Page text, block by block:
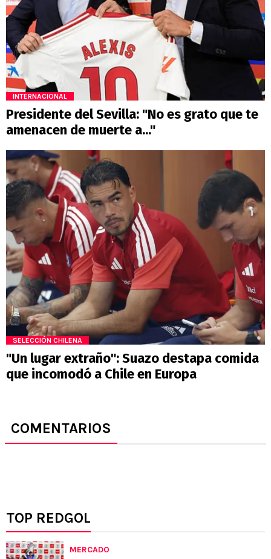
INTERNACIONAL
Presidente del Sevilla: "No es grato que te
amenacen de muerte a..."
SELECCIÓN CHILENA
"Un lugar extraño": Suazo destapa comida
que incomodó a Chile en Europa
COMENTARIOS
TOP REDGOL
MERCADO